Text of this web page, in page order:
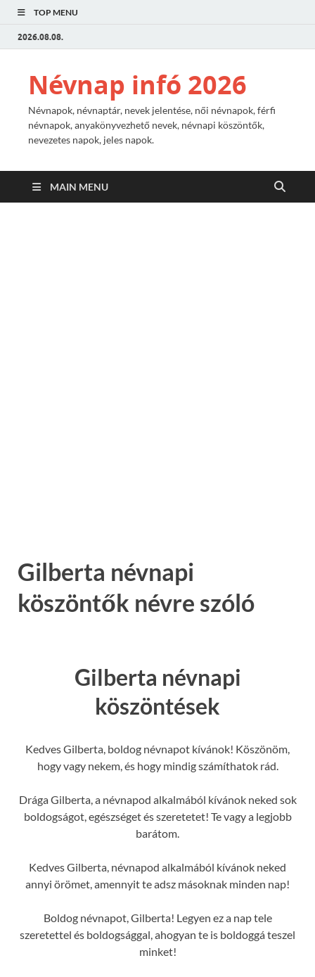
TOP MENU
2026.08.08.
Névnap infó 2026
Névnapok, névnaptár, nevek jelentése, női névnapok, férfi
névnapok, anyakönyvezhető nevek, névnapi köszöntők,
nevezetes napok, jeles napok.
MAIN MENU
Gilberta névnapi
köszöntők névre szóló
Gilberta névnapi
köszöntések
Kedves Gilberta, boldog névnapot kívánok! Köszönöm,
hogy vagy nekem, és hogy mindig számíthatok rád.
Drága Gilberta, a névnapod alkalmából kívánok neked sok
boldogságot, egészséget és szeretetet! Te vagy a legjobb
barátom.
Kedves Gilberta, névnapod alkalmából kívánok neked
annyi örömet, amennyit te adsz másoknak minden nap!
Boldog névnapot, Gilberta! Legyen ez a nap tele
szeretettel és boldogsággal, ahogyan te is boldoggá teszel
minket!